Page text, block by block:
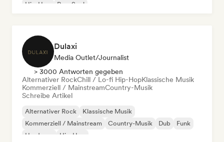
Hip-Hop
Pop-Soul
Dulaxi
Media Outlet/Journalist
> 3000 Antworten gegeben
Alternativer RockChill / Lo-fi Hip-HopKlassische Musik
Kommerziell / MainstreamCountry-Musik
Schreibe Artikel
Alternativer Rock
Klassische Musik
Kommerziell / Mainstream
Country-Musik Dub
Funk
Hardcore
Hip-Hop